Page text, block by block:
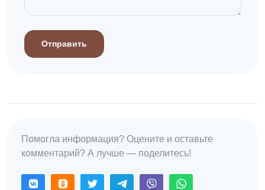
Отправить
Помогла информация? Оцените и оставьте
комментарий? А лучше — поделитесь!